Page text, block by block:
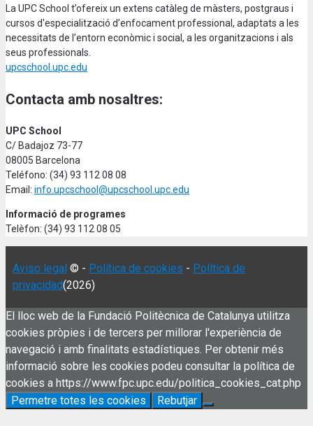
La UPC School t’ofereix un extens catàleg de màsters, postgraus i
cursos d'especialització d’enfocament professional, adaptats a les
necessitats de l’entorn econòmic i social, a les organitzacions i als
seus professionals.
upcschool.upc.edu
Contacta amb nosaltres:
UPC School
C/ Badajoz 73-77
08005 Barcelona
Teléfono: (34) 93 112 08 08
Email: info.upcschool@upcschool.upc.edu
Informació de programes
Telèfon: (34) 93 112 08 05
Aviso legal © - Política de cookies - Política de
privacidad(2026)
El lloc web de la Fundació Politècnica de Catalunya utilitza
cookies pròpies i de tercers per millorar l'experiència de
navegació i amb finalitats estadístiques. Per obtenir més
informació sobre les cookies podeu consultar la política de
cookies a https://www.fpc.upc.edu/politica_cookies_cat.php
Permetre totes les cookies
Rebutjar